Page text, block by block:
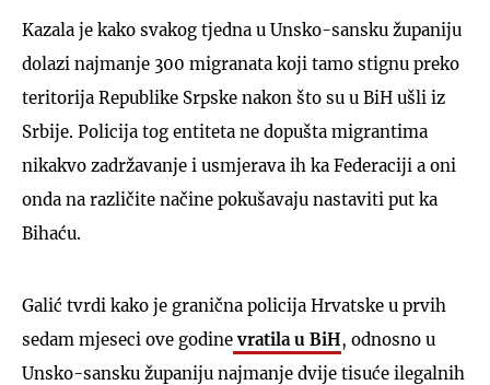
Kazala je kako svakog tjedna u Unsko-sansku županiju
dolazi najmanje 300 migranata koji tamo stignu preko
teritorija Republike Srpske nakon što su u BiH ušli iz
Srbije. Policija tog entiteta ne dopušta migrantima
nikakvo zadržavanje i usmjerava ih ka Federaciji a oni
onda na različite načine pokušavaju nastaviti put ka
Bihaću.
Galić tvrdi kako je granična policija Hrvatske u prvih
sedam mjeseci ove godinevratila u BiH, odnosno u
Unsko-sansku županiju najmanje dvije tisuće ilegalnih